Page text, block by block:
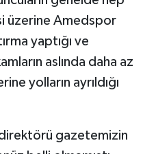
üzerine Amedspor
yaptığı ve
aslında daha az
yolların ayrıldığı
gazetemizin